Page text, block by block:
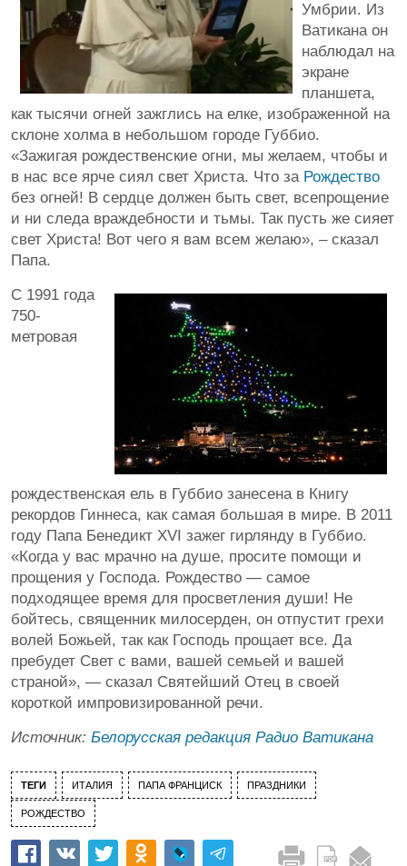
Умбрии. Из
Ватикана он
наблюдал на
экране
планшета,
как тысячи огней зажглись на елке, изображенной на
склоне холма в небольшом городе Губбио.
«Зажигая рождественские огни, мы желаем, чтобы и
в нас все ярче сиял свет Христа. Что за Рождество
без огней! В сердце должен быть свет, всепрощение
и ни следа враждебности и тьмы. Так пусть же сияет
свет Христа! Вот чего я вам всем желаю», – сказал
Папа.
С 1991 года
750-
метровая
рождественская ель в Губбио занесена в Книгу
рекордов Гиннеса, как самая большая в мире. В 2011
году Папа Бенедикт XVI зажег гирлянду в Губбио.
«Когда у вас мрачно на душе, просите помощи и
прощения у Господа. Рождество — самое
подходящее время для просветления души! Не
бойтесь, священник милосерден, он отпустит грехи
волей Божьей, так как Господь прощает все. Да
пребудет Свет с вами, вашей семьей и вашей
страной», — сказал Святейший Отец в своей
короткой импровизированной речи.
Источник: Белорусская редакция Радио Ватикана
ТЕГИ ИТАЛИЯ ПАПА ФРАНЦИСК ПРАЗДНИКИ
РОЖДЕСТВО